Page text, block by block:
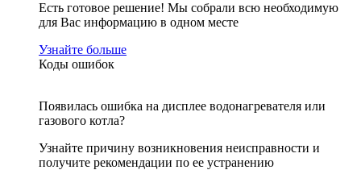
Есть готовое решение! Мы собрали всю необходимую
для Вас информацию в одном месте
Узнайте больше
Коды ошибок
Появилась ошибка на дисплее водонагревателя или
газового котла?
Узнайте причину возникновения неисправности и
получите рекомендации по ее устранению